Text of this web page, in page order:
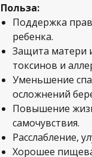
Польза:
Поддержка
ребенка.
Защита матери
токсинов и
Уменьшение
осложнений
Повышение
самочувствия.
Расслабление,
Хорошее